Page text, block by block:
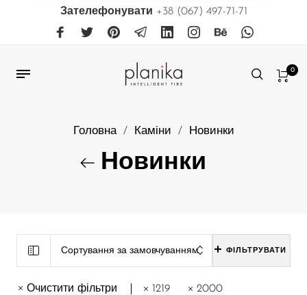
Зателефонувати +38 (067) 497-71-71
0
Головна / Каміни / Новинки
Новинки
Сортування за замовчуванням ФІЛЬТРУВАТИ
Очистити фільтри 1219 2000